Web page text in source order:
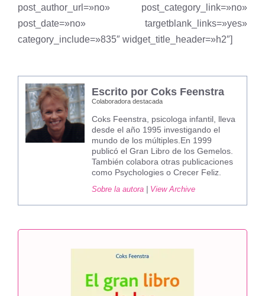
post_author_url=»no» post_category_link=»no»
post_date=»no» targetblank_links=»yes»
category_include=»835″ widget_title_header=»h2″]
Escrito por Coks Feenstra
Colaboradora destacada
Coks Feenstra, psicologa infantil, lleva
desde el año 1995 investigando el
mundo de los múltiples.En 1999
publicó el Gran Libro de los Gemelos.
También colabora otras publicaciones
como Psychologies o Crecer Feliz.
Sobre la autora View Archive